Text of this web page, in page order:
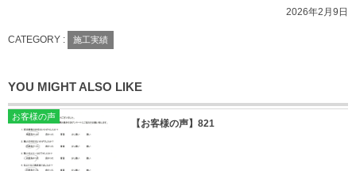
2026年2月9日
CATEGORY : 施工実績
YOU MIGHT ALSO LIKE
お客様の声
【お客様の声】821